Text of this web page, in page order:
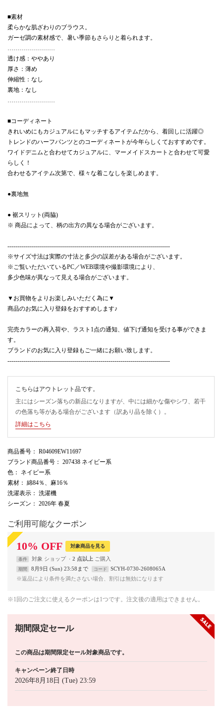
■素材
柔らかな肌ざわりのブラウス。
ガーゼ調の素材感で、暑い季節もさらりと着られます。
透け感：ややあり
厚さ：薄め
伸縮性：なし
裏地：なし
■コーディネート
きれいめにもカジュアルにもマッチするアイテムだから、着回しに活躍◎
トレンドのハーフパンツとのコーディネートが今年らしくておすすめです。
ワイドデニムと合わせてカジュアルに、マーメイドスカートと合わせて可愛
らしく！
合わせるアイテム次第で、様々な着こなしを楽しめます。
●裏地無
● 裾スリット(両脇)
※ 商品によって、柄の出方の異なる場合がございます。
----------------------------------------------------------------------------------
※サイズ寸法は実際の寸法と多少の誤差がある場合がございます。
※ご覧いただいているPC／WEB環境や撮影環境により、
多少色味が異なって見える場合がございます。
▼お買物をよりお楽しみいただく為に▼
商品のお気に入り登録をおすすめします♪
完売カラーの再入荷や、ラスト1点の通知、値下げ通知を受ける事ができま
す。
ブランドのお気に入り登録もご一緒にお願い致します。
----------------------------------------------------------------------------------
こちらはアウトレット品です。
主にはシーズン落ちの新品になりますが、中には細かな傷やシワ、若干
の色落ち等がある場合がございます（訳あり品を除く）。
詳細はこちら
商品番号 ： R04609EW11697
ブランド商品番号 ： 207438 ネイビー系
色 ： ネイビー系
素材 ： 綿84％、麻16％
洗濯表示 ： 洗濯機
シーズン ： 2026年 春夏
ご利用可能なクーポン
10% OFF 対象商品を見る
条件 対象 ショップ 2 点以上
期間 8月9日 (Sun) 23:58まで コード
SCYH-0730-2608065A
※返品により条件を満たさない場合、割引は無効になります
※1回のご注文に使えるクーポンは1つです。注文後の適用はできません。
期間限定セール
この商品は期間限定セール対象商品です。
キャンペーン終了日時
2026年8月18日 (Tue) 23:59